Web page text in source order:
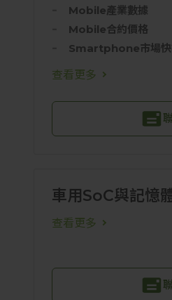
Mobile產業數據
Mobile合約價格
Smartphone市場快
查看更多
車用SoC與記憶
查看更多